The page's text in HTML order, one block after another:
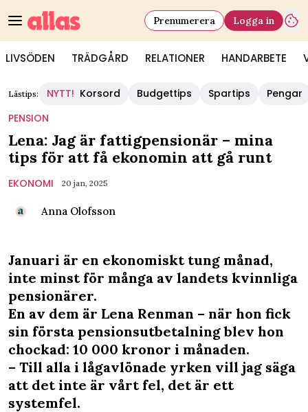
LIVSÖDEN TRÄDGÅRD RELATIONER HANDARBETE
Prenumerera Logga in
Lästips: NYTT! Korsord Budgettips Spartips
Pengar
PENSION
Lena: Jag är fattigpensionär – mina
tips för att få ekonomin att gå runt
EKONOMI 20 jan, 2025
Anna Olofsson
Januari är en ekonomiskt tung månad,
inte minst för många av landets kvinnliga
pensionärer.
En av dem är Lena Renman – när hon fick
sin första pensionsutbetalning blev hon
chockad: 10 000 kronor i månaden.
– Till alla i lågavlönade yrken vill jag säga
att det inte är vårt fel, det är ett
systemfel.